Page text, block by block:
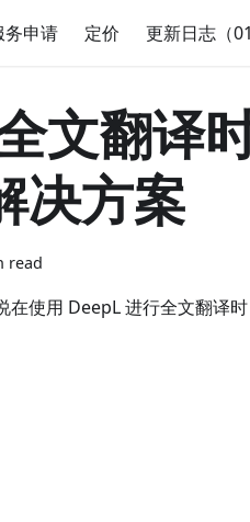
务申请 定价 更新日志（
文翻译
决方案
read
在使用 DeepL 进行全文翻译